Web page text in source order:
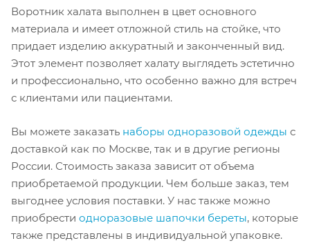
Воротник халата выполнен в цвет основного
материала и имеет отложной стиль на стойке, что
придает изделию аккуратный и законченный вид.
Этот элемент позволяет халату выглядеть эстетично
и профессионально, что особенно важно для встреч
с клиентами или пациентами.
Вы можете заказать наборы одноразовой одежды с
доставкой как по Москве, так и в другие регионы
России. Стоимость заказа зависит от объема
приобретаемой продукции. Чем больше заказ, тем
выгоднее условия поставки. У нас также можно
приобрести одноразовые шапочки береты, которые
также представлены в индивидуальной упаковке.